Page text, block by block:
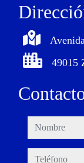
49015
nombre
teléfono